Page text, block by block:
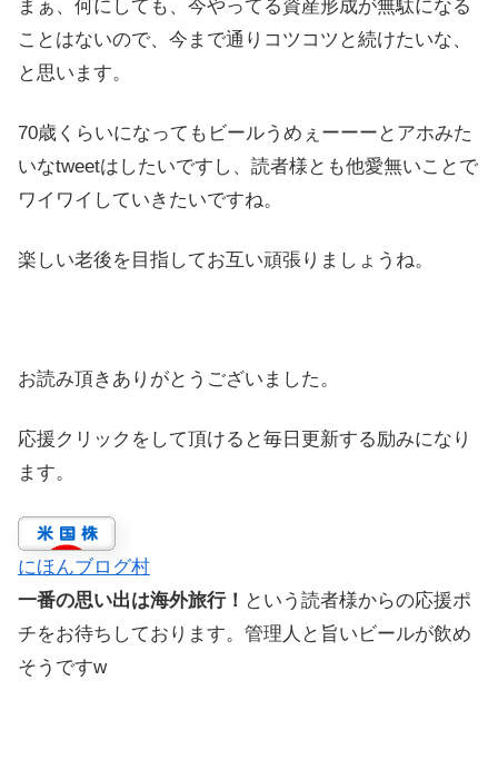
まぁ、何にしても、今やってる資産形成が無駄になる
ことはないので、今まで通りコツコツと続けたいな、
と思います。
70歳くらいになってもビールうめぇーーーとアホみた
いなtweetはしたいですし、読者様とも他愛無いことで
ワイワイしていきたいですね。
楽しい老後を目指してお互い頑張りましょうね。
お読み頂きありがとうございました。
応援クリックをして頂けると毎日更新する励みになり
ます。
にほんブログ村
一番の思い出は海外旅行！ という読者様からの応援ポ
チをお待ちしております。管理人と旨いビールが飲め
そうですw